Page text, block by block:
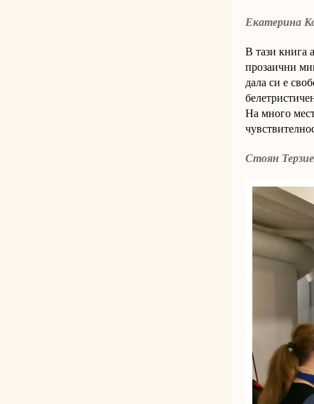
Екатерина
В тази книга
прозаични
дала си е
На много
Стоян